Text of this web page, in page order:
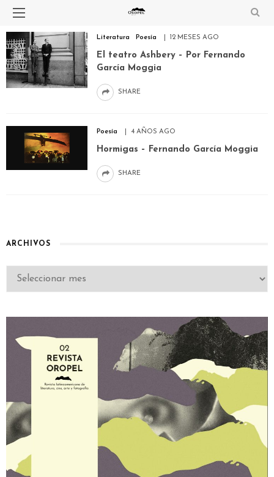
Literatura Poesía 12 MESES AGO
El teatro Ashbery – Por Fernando
García Moggia
SHARE
Poesía 4 AÑOS AGO
Hormigas – Fernando García Moggia
SHARE
ARCHIVOS